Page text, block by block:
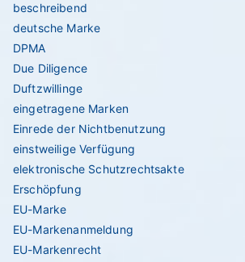
beschreibend
deutsche Marke
DPMA
Due Diligence
Duftzwillinge
eingetragene Marken
Einrede der Nichtbenutzung
einstweilige Verfügung
elektronische Schutzrechtsakte
Erschöpfung
EU-Marke
EU-Markenanmeldung
EU-Markenrecht